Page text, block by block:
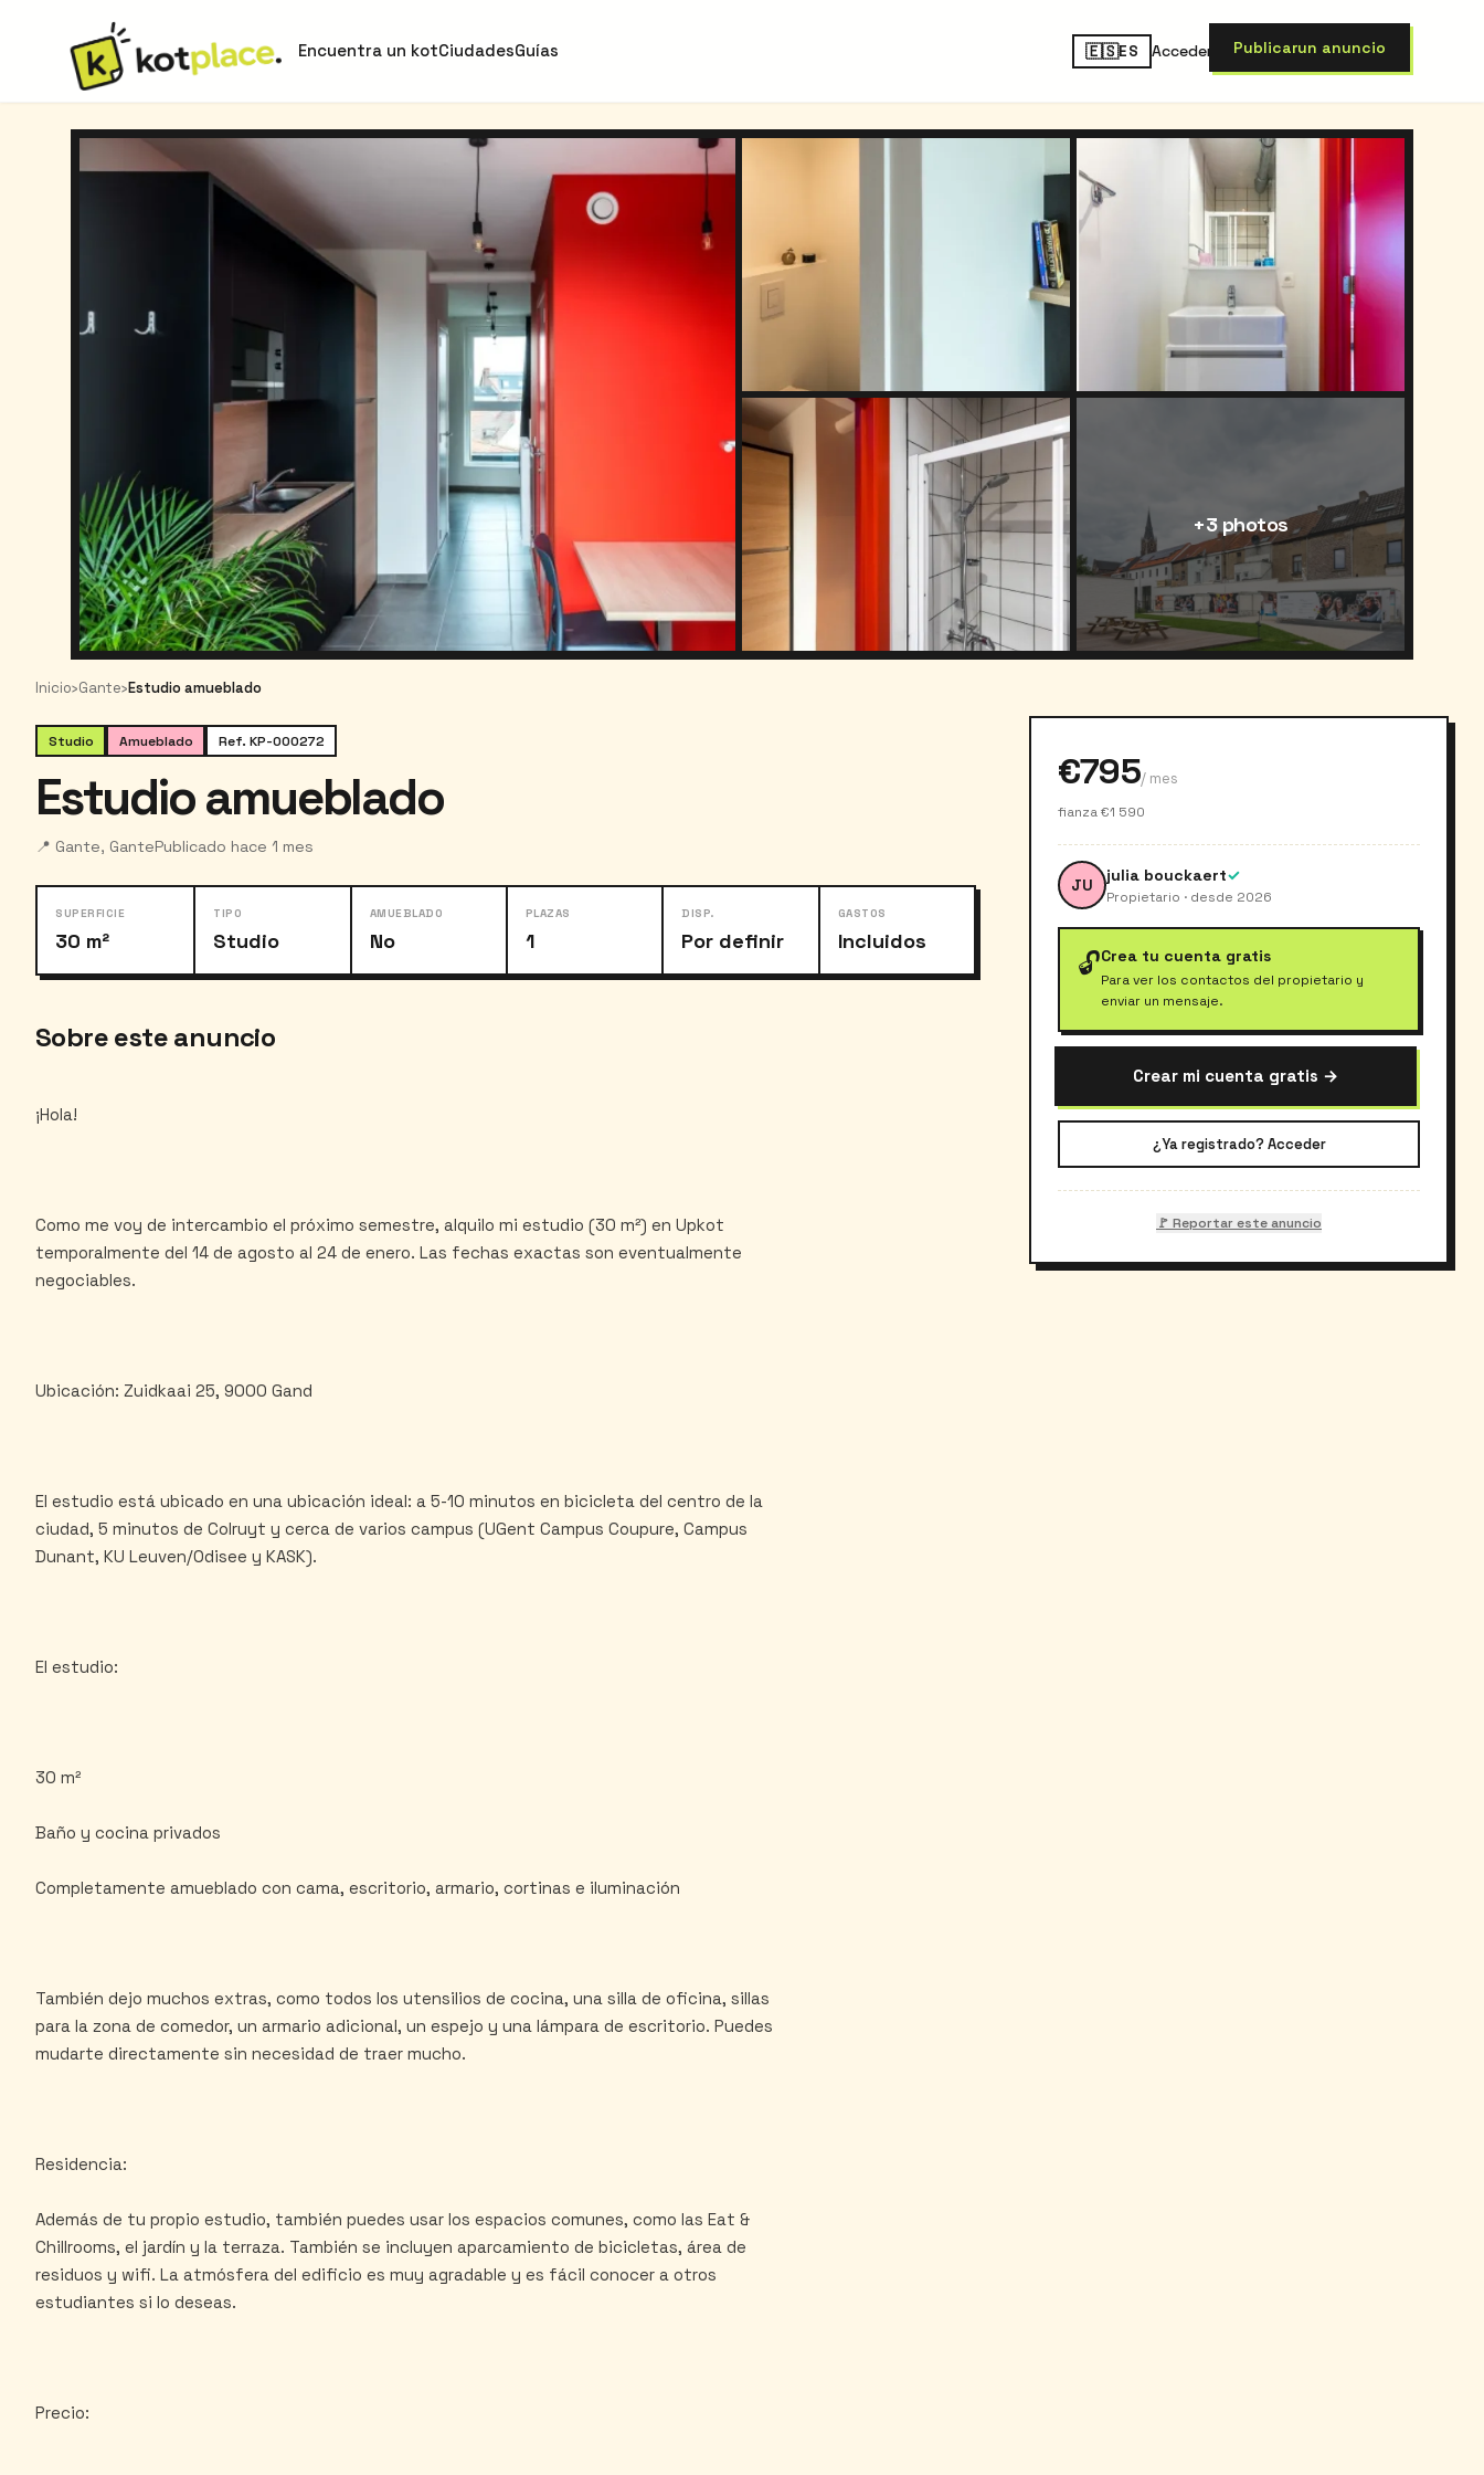
Encuentra un kotCiudadesGuías 🇪🇸ES Acceder Publicarun anuncio
+3 photos
Inicio›Gante›Estudio amueblado
Studio Amueblado Ref. KP-000272
Estudio amueblado
📍 Gante, GantePublicado hace 1 mes
SUPERFICIE
30 m²
TIPO
Studio
AMUEBLADO
No
PLAZAS
1
DISP.
Por definir
GASTOS
Incluidos
Sobre este anuncio
¡Hola!
Como me voy de intercambio el próximo semestre, alquilo mi estudio (30 m²) en Upkot
temporalmente del 14 de agosto al 24 de enero. Las fechas exactas son eventualmente
negociables.
Ubicación: Zuidkaai 25, 9000 Gand
El estudio está ubicado en una ubicación ideal: a 5-10 minutos en bicicleta del centro de la
ciudad, 5 minutos de Colruyt y cerca de varios campus (UGent Campus Coupure, Campus
Dunant, KU Leuven/Odisee y KASK).
El estudio:
30 m²
Baño y cocina privados
Completamente amueblado con cama, escritorio, armario, cortinas e iluminación
También dejo muchos extras, como todos los utensilios de cocina, una silla de oficina, sillas
para la zona de comedor, un armario adicional, un espejo y una lámpara de escritorio. Puedes
mudarte directamente sin necesidad de traer mucho.
Residencia:
Además de tu propio estudio, también puedes usar los espacios comunes, como las Eat &
Chillrooms, el jardín y la terraza. También se incluyen aparcamiento de bicicletas, área de
residuos y wifi. La atmósfera del edificio es muy agradable y es fácil conocer a otros
estudiantes si lo deseas.
Precio:
€795/ mes
fianza €1 590
JU
julia bouckaert✓
Propietario · desde 2026
🔓Crea tu cuenta gratis
Para ver los contactos del propietario y
enviar un mensaje.
Crear mi cuenta gratis →
¿Ya registrado? Acceder
🚩 Reportar este anuncio